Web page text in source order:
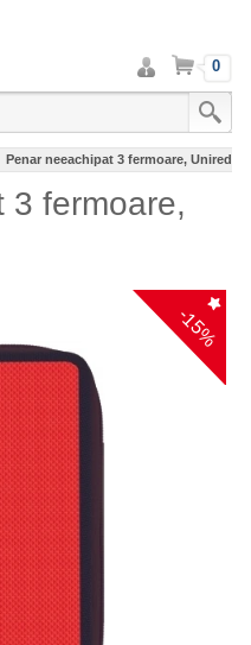
Intra
in
cont
Cos 0
Penar neeachipat 3 fermoare, Unired,
3 fermoare,
-15%